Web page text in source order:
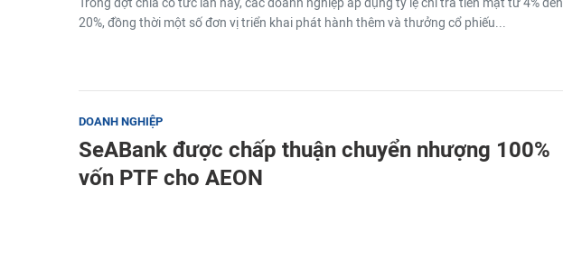
Trong đợt chia cổ tức lần này, các doanh nghiệp áp dụng tỷ lệ chi trả tiền mặt từ 4% đến
20%, đồng thời một số đơn vị triển khai phát hành thêm và thưởng cổ phiếu...
DOANH NGHIỆP
SeABank được chấp thuận chuyển nhượng 100%
vốn PTF cho AEON